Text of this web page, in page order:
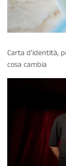
Carta d'identità,
cosa cambia